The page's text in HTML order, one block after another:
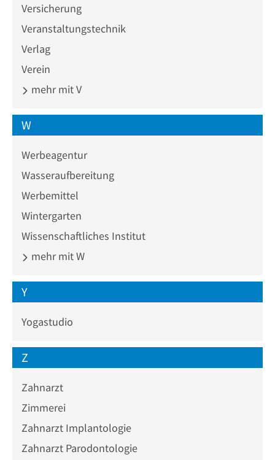
Versicherung
Veranstaltungstechnik
Verlag
Verein
mehr mit V
W
Werbeagentur
Wasseraufbereitung
Werbemittel
Wintergarten
Wissenschaftliches Institut
mehr mit W
Y
Yogastudio
Z
Zahnarzt
Zimmerei
Zahnarzt Implantologie
Zahnarzt Parodontologie